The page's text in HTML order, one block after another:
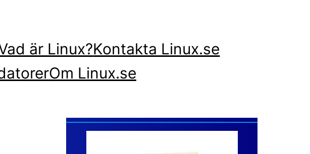
är Linux?Kontakta Linux.se
Om Linux.se